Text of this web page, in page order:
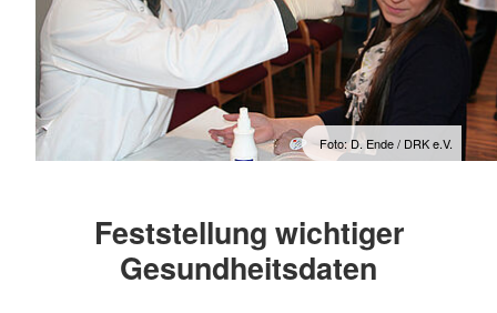
Foto: D. Ende / DRK e.V.
Feststellung wichtiger
Gesundheitsdaten